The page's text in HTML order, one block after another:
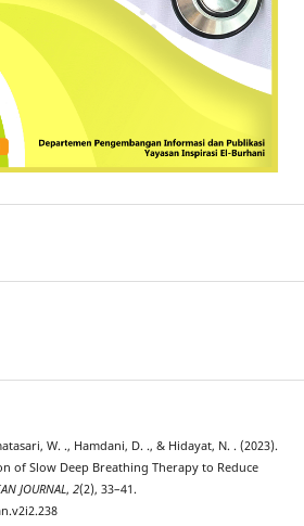
W. ., Hamdani, D. ., & Hidayat, N. . (2023).
of Slow Deep Breathing Therapy to Reduce
JOURNAL, 2(2), 33–41.